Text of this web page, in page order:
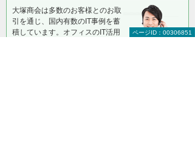
大塚商会は多数のお客様とのお取
引を通じ、国内有数のIT事例を蓄
積しています。オフィスのIT活用
ページID：00306851